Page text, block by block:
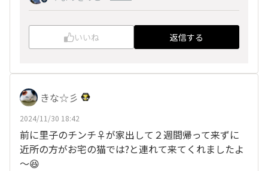
いいね 返信する
きな☆彡
2024/11/30 18:42
前に里子のチンチ♀が家出して２週間帰って来ずに
近所の方がお宅の猫では?と連れて来てくれましたよ
～😆